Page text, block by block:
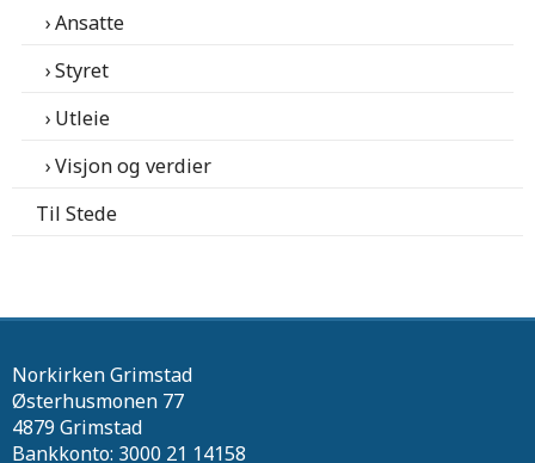
Ansatte
Styret
Utleie
Visjon og verdier
Til Stede
Norkirken Grimstad
Østerhusmonen 77
4879 Grimstad
Bankkonto: 3000 21 14158